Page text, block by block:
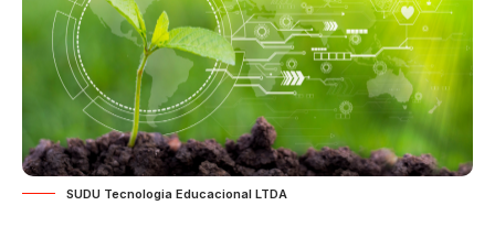
SUDU Tecnologia Educacional LTDA